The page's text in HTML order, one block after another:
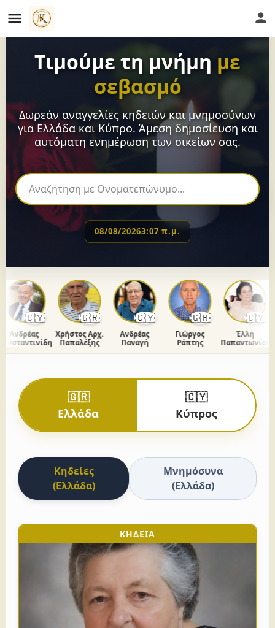
Τιμούμε τη μνήμη με
σεβασμό
Δωρεάν αναγγελίες κηδειών και μνημοσύνων
για Ελλάδα και Κύπρο. Άμεση δημοσίευση και
αυτόματη ενημέρωση των οικείων σας.
08/08/20263:07 π.μ.
🇨🇾
Ανδρέας
🇬🇷
Χρήστος Αρχ.
Παπαλέξης
🇨🇾
Ανδρέας
Παναγή
🇬🇷
Γιώργος
Ράπτης
🇨🇾
Έλλη
Παπαντωνίου
🇬🇷
Ελλάδα
🇨🇾
Κύπρος
Κηδείες
(Ελλάδα)
Μνημόσυνα
(Ελλάδα)
ΚΗΔΕΙΑ